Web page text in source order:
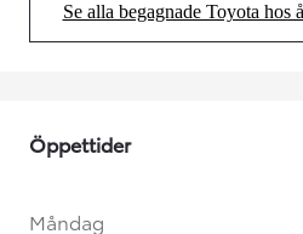
Se alla begagnade Toyota hos
(Opens
Öppettider
Måndag